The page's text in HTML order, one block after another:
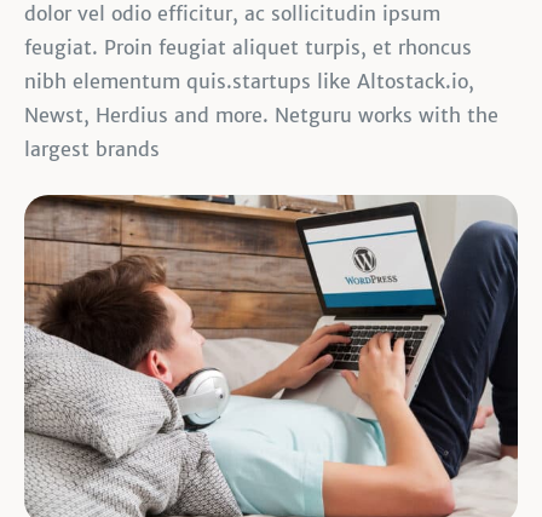
dolor vel odio efficitur, ac sollicitudin ipsum
feugiat. Proin feugiat aliquet turpis, et rhoncus
nibh elementum quis.startups like Altostack.io,
Newst, Herdius and more. Netguru works with the
largest brands